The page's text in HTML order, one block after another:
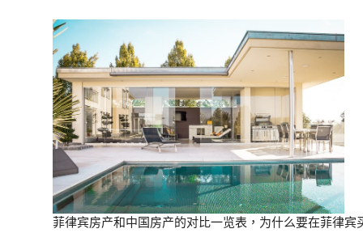
菲律宾房产和中国房产的对比一览表，为什么要在菲律